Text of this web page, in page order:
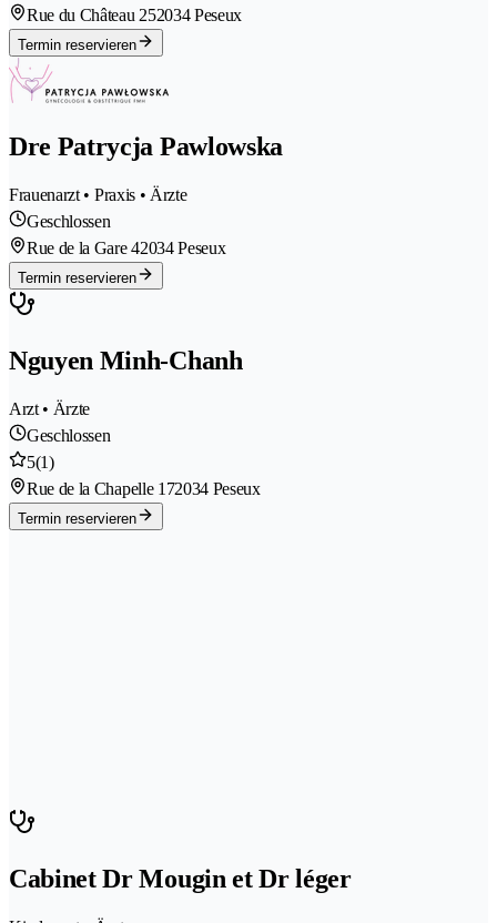
Rue du Château 252034 Peseux
Termin reservieren
Dre Patrycja Pawlowska
Frauenarzt • Praxis • Ärzte
Geschlossen
Rue de la Gare 42034 Peseux
Termin reservieren
Nguyen Minh-Chanh
Arzt • Ärzte
Geschlossen
5(1)
Rue de la Chapelle 172034 Peseux
Termin reservieren
Cabinet Dr Mougin et Dr léger